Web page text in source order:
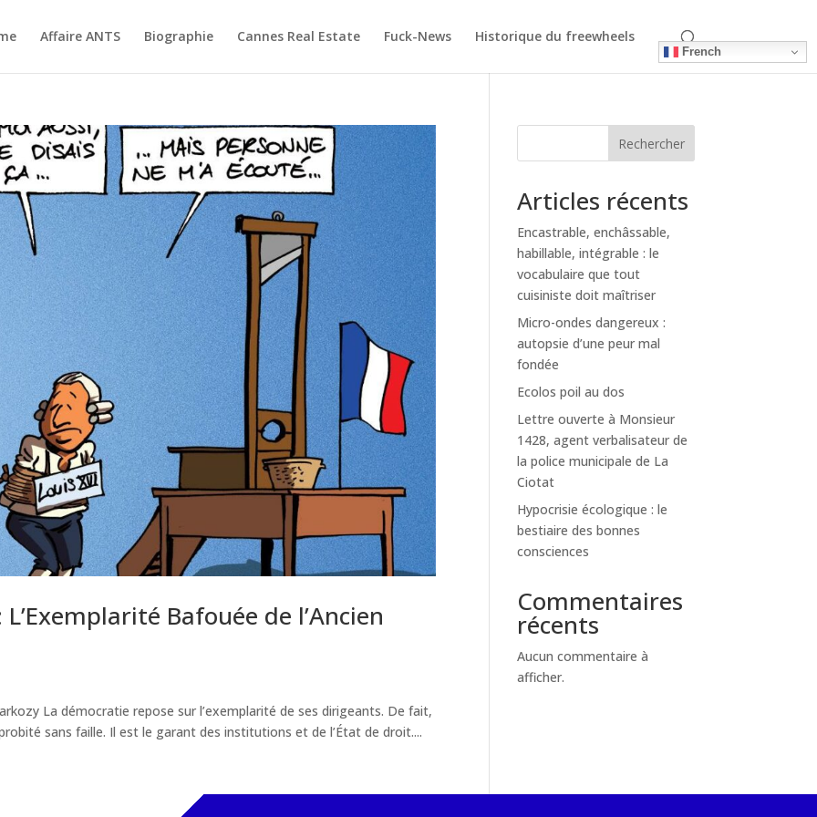
Affaire ANTS Biographie Cannes Real Estate Fuck-News Historique du freewheels
French
Bafouée de l’Ancien
La démocratie repose sur l’exemplarité de ses dirigeants. De fait,
sans faille. Il est le garant des institutions et de l’État de droit....
Rechercher
Articles récents
Encastrable, enchâssable,
habillable, intégrable : le
vocabulaire que tout
cuisiniste doit maîtriser
Micro-ondes dangereux :
autopsie d’une peur mal
fondée
Ecolos poil au dos
Lettre ouverte à Monsieur
1428, agent verbalisateur de
la police municipale de La
Ciotat
Hypocrisie écologique : le
bestiaire des bonnes
consciences
Commentaires
récents
Aucun commentaire à
afficher.